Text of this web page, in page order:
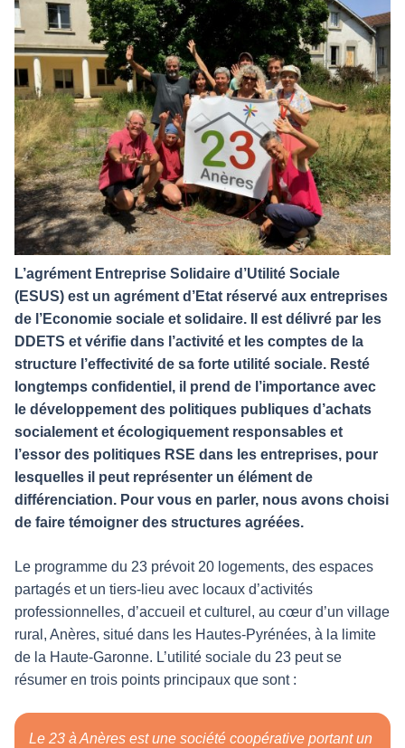
L’agrément Entreprise Solidaire d’Utilité Sociale
(ESUS) est un agrément d’Etat réservé aux entreprises
de l’Economie sociale et solidaire. Il est délivré par les
DDETS et vérifie dans l’activité et les comptes de la
structure l’effectivité de sa forte utilité sociale. Resté
longtemps confidentiel, il prend de l’importance avec
le développement des politiques publiques d’achats
socialement et écologiquement responsables et
l’essor des politiques RSE dans les entreprises, pour
lesquelles il peut représenter un élément de
différenciation. Pour vous en parler, nous avons choisi
de faire témoigner des structures agréées.
Le programme du 23 prévoit 20 logements, des espaces
partagés et un tiers-lieu avec locaux d’activités
professionnelles, d’accueil et culturel, au cœur d’un village
rural, Anères, situé dans les Hautes-Pyrénées, à la limite
de la Haute-Garonne. L’utilité sociale du 23 peut se
résumer en trois points principaux que sont :
Le 23 à Anères est une société coopérative portant un